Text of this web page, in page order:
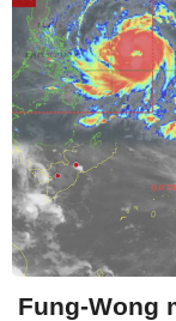
Fung-Wong